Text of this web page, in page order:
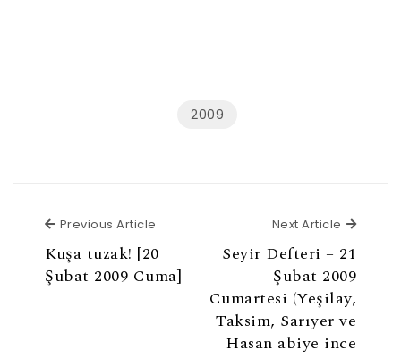
2009
Previous Article
Kuşa tuzak! [20
Şubat 2009 Cuma]
Next Article Next
Seyir Defteri – 21
Şubat 2009
Cumartesi (Yeşilay,
Taksim, Sarıyer ve
Hasan abiye ince